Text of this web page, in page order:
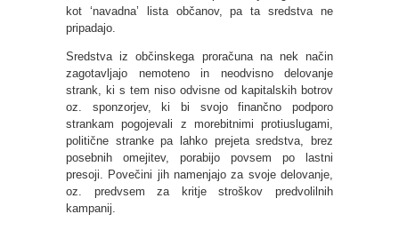
kot ‘navadna’ lista občanov, pa ta sredstva ne
pripadajo.
Sredstva iz občinskega proračuna na nek način
zagotavljajo nemoteno in neodvisno delovanje
strank, ki s tem niso odvisne od kapitalskih botrov
oz. sponzorjev, ki bi svojo finančno podporo
strankam pogojevali z morebitnimi protiuslugami,
politične stranke pa lahko prejeta sredstva, brez
posebnih omejitev, porabijo povsem po lastni
presoji. Povečini jih namenjajo za svoje delovanje,
oz. predvsem za kritje stroškov predvolilnih
kampanij.